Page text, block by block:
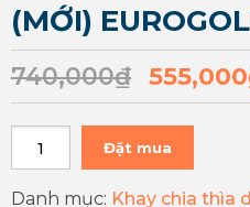
(MỚI)
740,000₫ 555,000
Đặt mua
Danh mục: Khay chia thìa